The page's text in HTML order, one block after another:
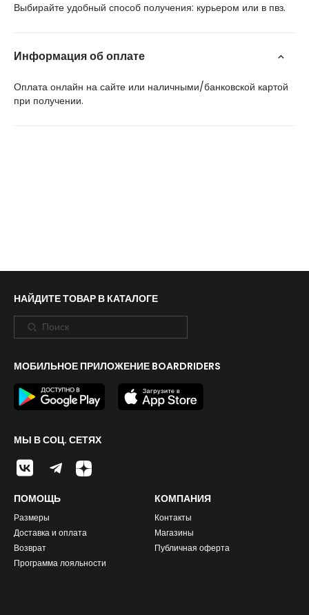
Выбирайте удобный способ получения: курьером или в пвз.
Информация об оплате
Оплата онлайн на сайте или наличными/банковской картой
при получении.
НАЙДИТЕ ТОВАР В КАТАЛОГЕ
МОБИЛЬНОЕ ПРИЛОЖЕНИЕ BOARDRIDERS
МЫ В СОЦ. СЕТЯХ
ПОМОЩЬ
Размеры
Доставка и оплата
Возврат
Программа лояльности
КОМПАНИЯ
Контакты
Магазины
Публичная оферта